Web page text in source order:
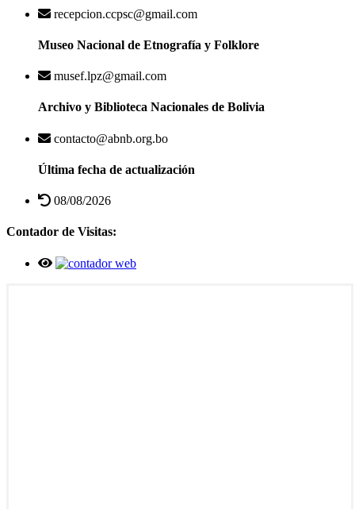
recepcion.ccpsc@gmail.com
Museo Nacional de Etnografía y Folklore
musef.lpz@gmail.com
Archivo y Biblioteca Nacionales de Bolivia
contacto@abnb.org.bo
Última fecha de actualización
08/08/2026
Contador de Visitas: